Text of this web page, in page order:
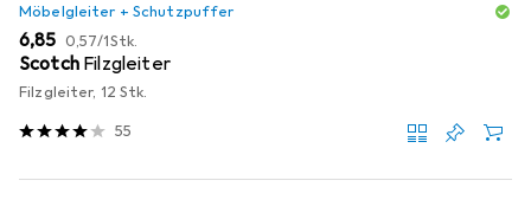
Möbelgleiter + Schutzpuffer
EUR
6,85 EUR
0,57/1Stk.
Scotch Filzgleiter
Filzgleiter, 12 Stk.
55